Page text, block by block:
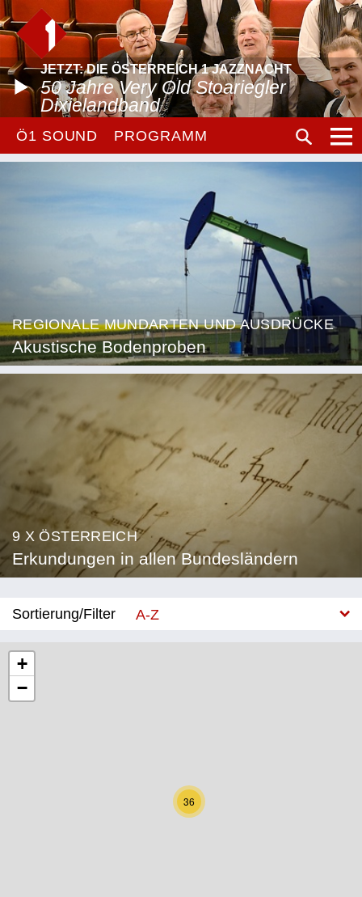
JETZT: DIE ÖSTERREICH 1 JAZZNACHT
50 Jahre Very Old Stoariegler
Dixielandband
Ö1 SOUND PROGRAMM
REGIONALE MUNDARTEN UND AUSDRÜCKE
Akustische Bodenproben
9 X ÖSTERREICH
Erkundungen in allen Bundesländern
Sortierung/Filter
A-Z
Niederösterreich
Oberösterreich
36
+
−